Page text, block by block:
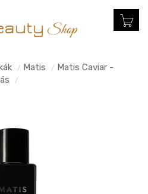
/ Matis / Matis Caviar -
/